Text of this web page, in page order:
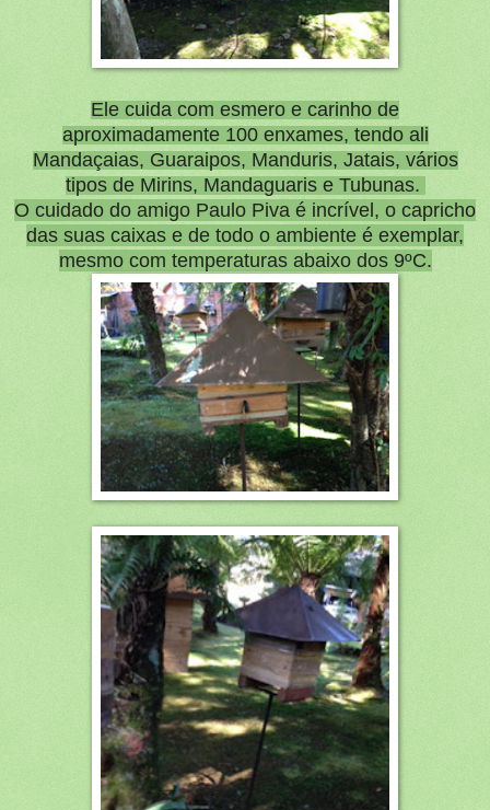
Ele cuida com esmero e carinho de
aproximadamente 100 enxames, tendo ali
Mandaçaias, Guaraipos, Manduris, Jatais, vários
tipos de Mirins, Mandaguaris e Tubunas.
O cuidado do amigo Paulo Piva é incrível, o capricho
das suas caixas e de todo o ambiente é exemplar,
mesmo com temperaturas abaixo dos 9ºC.